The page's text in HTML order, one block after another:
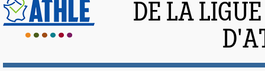
DE LA